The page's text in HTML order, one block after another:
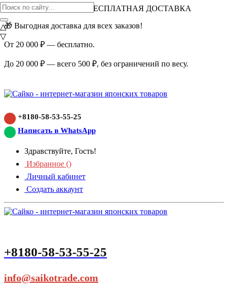
ВНИМАНИЕ АКЦИЯ!
БЕСПЛАТНАЯ ДОСТАВКА
🎁 Выгодная доставка для всех заказов!
От 20 000 ₽ — бесплатно.
До 20 000 ₽ — всего 500 ₽, без ограничений по весу.
+8180-58-53-55-25
Написать в WhatsApp
Здравствуйте, Гость!
Избранное ()
Личный кабинет
Создать аккаунт
+8180-58-53-55-25
info@saikotrade.com
△
▽